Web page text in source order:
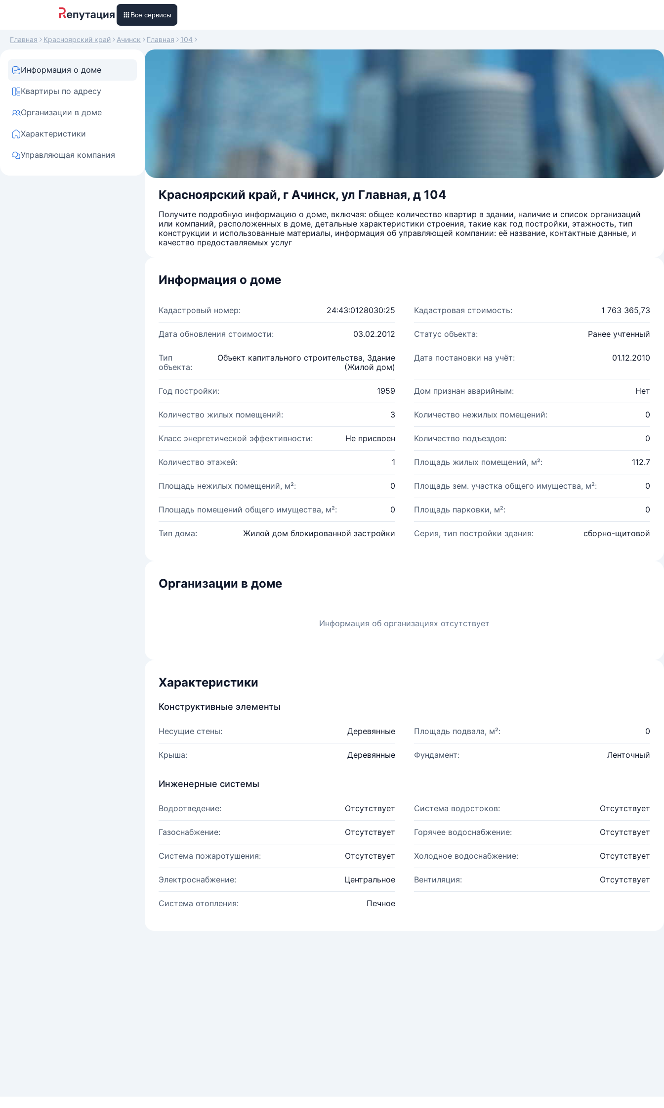
Все сервисы
Главная Красноярский край Ачинск Главная 104
Информация о доме
Квартиры по адресу
Организации в доме
Характеристики
Управляющая компания
Красноярский край, г Ачинск, ул Главная, д 104
Получите подробную информацию о доме, включая: общее количество квартир в здании, наличие и список организаций
или компаний, расположенных в доме, детальные характеристики строения, такие как год постройки, этажность, тип
конструкции и использованные материалы, информация об управляющей компании: её название, контактные данные, и
качество предоставляемых услуг
Информация о доме
Кадастровый номер: 24:43:0128030:25 Кадастровая стоимость: 1 763 365,73
Дата обновления стоимости: 03.02.2012 Статус объекта: Ранее учтенный
Тип
объекта:
Объект капитального строительства, Здание
(Жилой дом)
Дата постановки на учёт: 01.12.2010
Год постройки: 1959 Дом признан аварийным: Нет
Количество жилых помещений: 3 Количество нежилых помещений: 0
Класс энергетической эффективности: Не присвоен Количество подъездов: 0
Количество этажей: 1 Площадь жилых помещений, м²: 112.7
Площадь нежилых помещений, м²: 0 Площадь зем. участка общего имущества, м²: 0
Площадь помещений общего имущества, м²: 0 Площадь парковки, м²: 0
Тип дома: Жилой дом блокированной застройки Серия, тип постройки здания: сборно-щитовой
Организации в доме
Информация об организациях отсутствует
Характеристики
Конструктивные элементы
Несущие стены: Деревянные Площадь подвала, м²: 0
Крыша: Деревянные Фундамент: Ленточный
Инженерные системы
Водоотведение: Отсутствует Система водостоков: Отсутствует
Газоснабжение: Отсутствует Горячее водоснабжение: Отсутствует
Система пожаротушения: Отсутствует Холодное водоснабжение: Отсутствует
Электроснабжение: Центральное Вентиляция: Отсутствует
Система отопления: Печное